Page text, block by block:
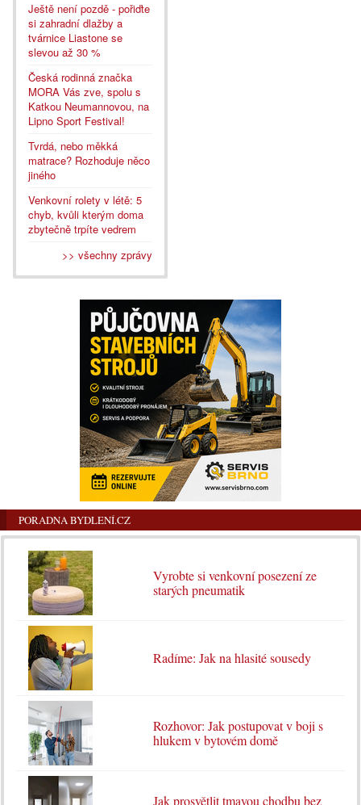
Ještě není pozdě - pořiďte
si zahradní dlažby a
tvárnice Liastone se
slevou až 30 %
Česká rodinná značka
MORA Vás zve, spolu s
Katkou Neumannovou, na
Lipno Sport Festival!
Tvrdá, nebo měkká
matrace? Rozhoduje něco
jiného
Venkovní rolety v létě: 5
chyb, kvůli kterým doma
zbytečně trpíte vedrem
>> všechny zprávy
PORADNA BYDLENÍ.CZ
Vyrobte si venkovní posezení ze
starých pneumatik
Radíme: Jak na hlasité sousedy
Rozhovor: Jak postupovat v boji s
hlukem v bytovém domě
Jak prosvětlit tmavou chodbu bez